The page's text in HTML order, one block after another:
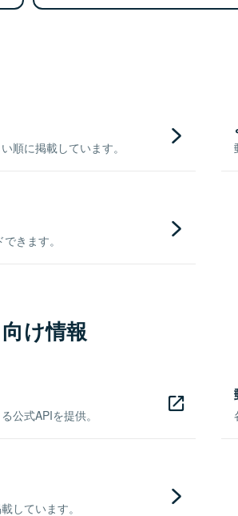
順に掲載しています。
きます。
け情報
公式APIを提供。
しています。